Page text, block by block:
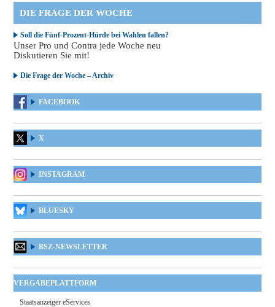
DIE FRAGE DER WOCHE
Soll die Fünf-Prozent-Hürde bei Wahlen fallen?
Unser Pro und Contra jede Woche neu
Diskutieren Sie mit!
Die Frage der Woche – Archiv
FACEBOOK
X
INSTAGRAM
BLUESKY
BSZ-NEWSLETTER
VERGABEPLATTFORM
Staatsanzeiger eServices